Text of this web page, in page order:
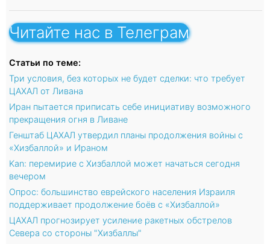
Читайте нас в Телеграм
Статьи по теме:
Три условия, без которых не будет сделки: что требует
ЦАХАЛ от Ливана
Иран пытается приписать себе инициативу возможного
прекращения огня в Ливане
Генштаб ЦАХАЛ утвердил планы продолжения войны с
«Хизбаллой» и Ираном
Kan: перемирие с Хизбаллой может начаться сегодня
вечером
Опрос: большинство еврейского населения Израиля
поддерживает продолжение боёв с «Хизбаллой»
ЦАХАЛ прогнозирует усиление ракетных обстрелов
Севера со стороны "Хизбаллы"